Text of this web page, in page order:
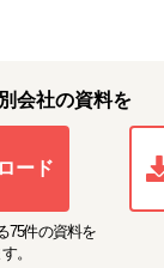
会社の資料を
ード
75件の資料を
。